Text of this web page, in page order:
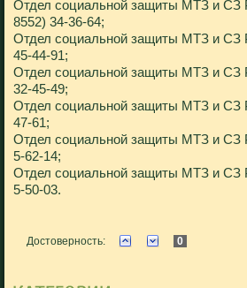
Отдел социальной защиты МТЗ и СЗ
8552) 34-36-64;
Отдел социальной защиты МТЗ и СЗ
45-44-91;
Отдел социальной защиты МТЗ и СЗ
32-45-49;
Отдел социальной защиты МТЗ и СЗ
47-61;
Отдел социальной защиты МТЗ и СЗ
5-62-14;
Отдел социальной защиты МТЗ и СЗ
5-50-03.
Достоверность: 0